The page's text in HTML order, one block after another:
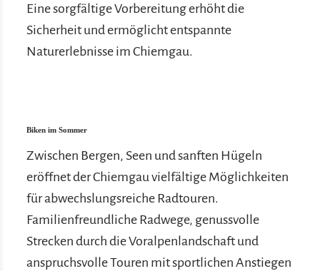
Eine sorgfältige Vorbereitung erhöht die
Sicherheit und ermöglicht entspannte
Naturerlebnisse im Chiemgau.
Biken im Sommer
Zwischen Bergen, Seen und sanften Hügeln
eröffnet der Chiemgau vielfältige Möglichkeiten
für abwechslungsreiche Radtouren.
Familienfreundliche Radwege, genussvolle
Strecken durch die Voralpenlandschaft und
anspruchsvolle Touren mit sportlichen Anstiegen